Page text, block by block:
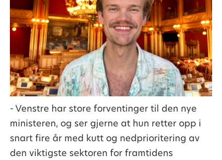
- Venstre har store forventinger til den nye
ministeren, og ser gjerne at hun retter opp i
snart fire år med kutt og nedprioritering av
den viktigste sektoren for framtidens